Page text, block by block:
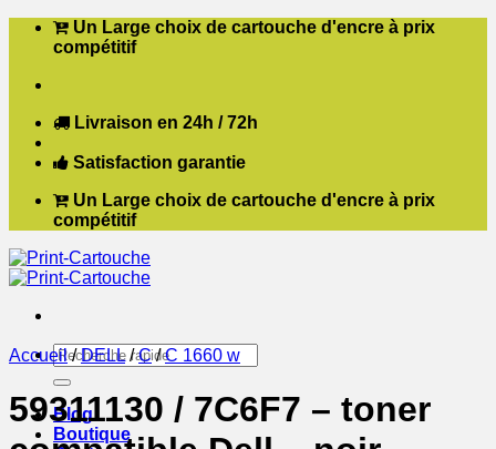
Passer Un Large choix de cartouche d'encre à prix
compétitif
Livraison en 24h / 72h
Satisfaction garantie
Un Large choix de cartouche d'encre à prix
compétitif
Recherche
pour :
Blog
Boutique
Accueil / DELL / C / C 1660 w
59311130 / 7C6F7 – toner